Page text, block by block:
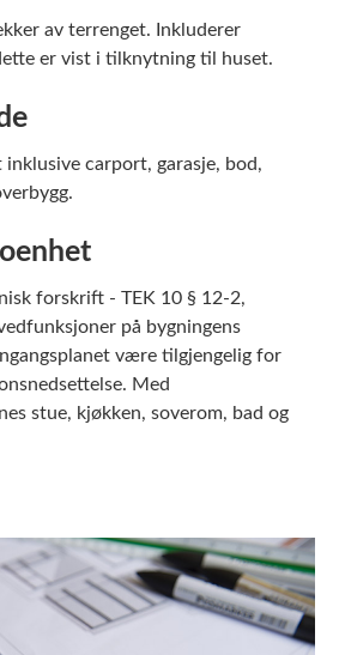
av terrenget. Inkluderer
er vist i tilknytning til huset.
inklusive carport, garasje, bod,
forskrift - TEK 10 § 12-2,
på bygningens
være tilgjengelig for
Med
stue, kjøkken, soverom, bad og